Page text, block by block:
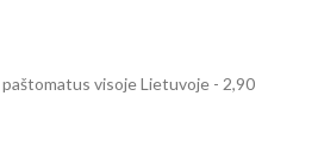
visoje Lietuvoje - 2,90